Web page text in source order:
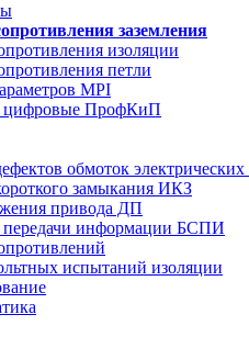
заземления
изоляции
петли
MPI
цифровые ПрофКиП
обмоток
замыкания ИКЗ
привода ДП
передачи информации БСПИ
испытаний изоляции